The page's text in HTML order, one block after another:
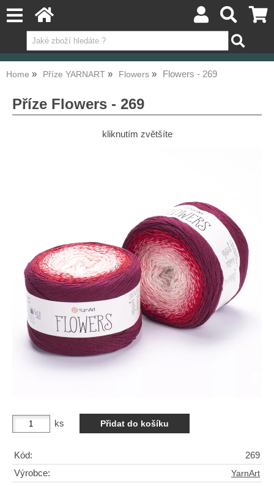
Home Příze YARNART Flowers Flowers - 269
Příze Flowers - 269
kliknutím zvětšíte
ks
Kód:
269
Výrobce:
YarnArt